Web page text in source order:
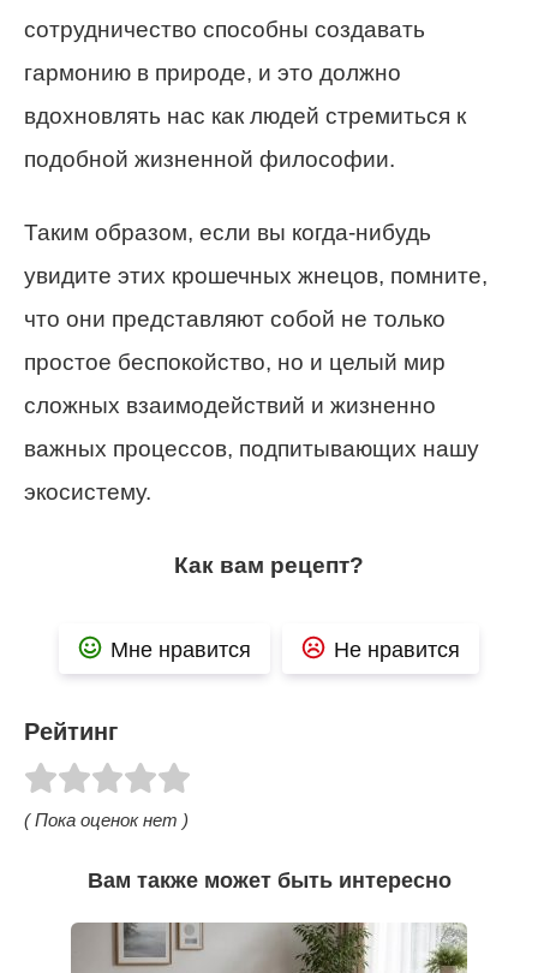
сотрудничество способны создавать
гармонию в природе, и это должно
вдохновлять нас как людей стремиться к
подобной жизненной философии.
Таким образом, если вы когда-нибудь
увидите этих крошечных жнецов, помните,
что они представляют собой не только
простое беспокойство, но и целый мир
сложных взаимодействий и жизненно
важных процессов, подпитывающих нашу
экосистему.
Как вам рецепт?
Мне нравится Не нравится
Рейтинг
( Пока оценок нет )
Вам также может быть интересно